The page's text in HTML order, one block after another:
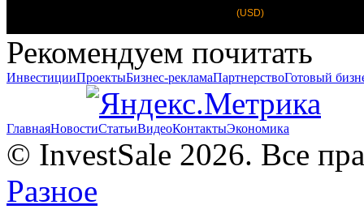
(USD)
Рекомендуем почитать
ИнвестицииПроектыБизнес-рекламаПартнерствоГотовый
ГлавнаяНовостиСтатьиВидеоКонтактыЭкономика
© InvestSale 2026. Все
Разное